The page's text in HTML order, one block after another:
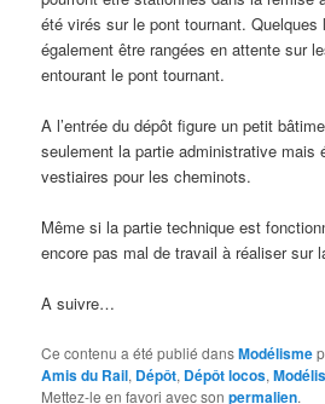
été virés sur le pont tournant. Quelques
également être rangées en attente sur
entourant le pont tournant.
A l’entrée du dépôt figure un petit
seulement la partie administrative mais
vestiaires pour les cheminots.
Même si la partie technique est
encore pas mal de travail à réaliser sur
A suivre…
Ce contenu a été publié dansModélisme
Amis du Rail, Dépôt, Dépôt locos,
Mettez-le en favori avec sonpermalien.